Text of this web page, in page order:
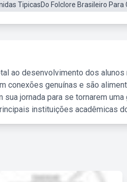
TipicasDo Folclore Brasileiro Para
ao desenvolvimento dos
conexões genuínas e são
jornada para se tornarem
instituições acadêmicas